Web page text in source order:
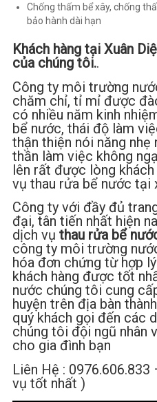
Chống thấm bể xây, chống
bảo hành dài hạn
Khách hàng tại Xuân
của chúng tôi..
Công ty môi trường
chăm chỉ, tỉ mỉ được
có nhiều năm kinh
bể nước, thái độ làm
thận thiện nói năng nhẹ
thần làm việc không
lên rất được lòng
vụ thau rửa bể nước tại
Công ty với đầy đủ
đại, tân tiến nhất hiện
dịch vụ thau rửa bể
công ty môi trường
hóa đơn chứng từ hợp
khách hàng được tốt
nước chúng tôi cung
huyện trên địa bàn
quý khách gọi đến các
chúng tôi đội ngũ nhân
cho gia đình bạn
Liên Hệ :
vụ tốt nhất )